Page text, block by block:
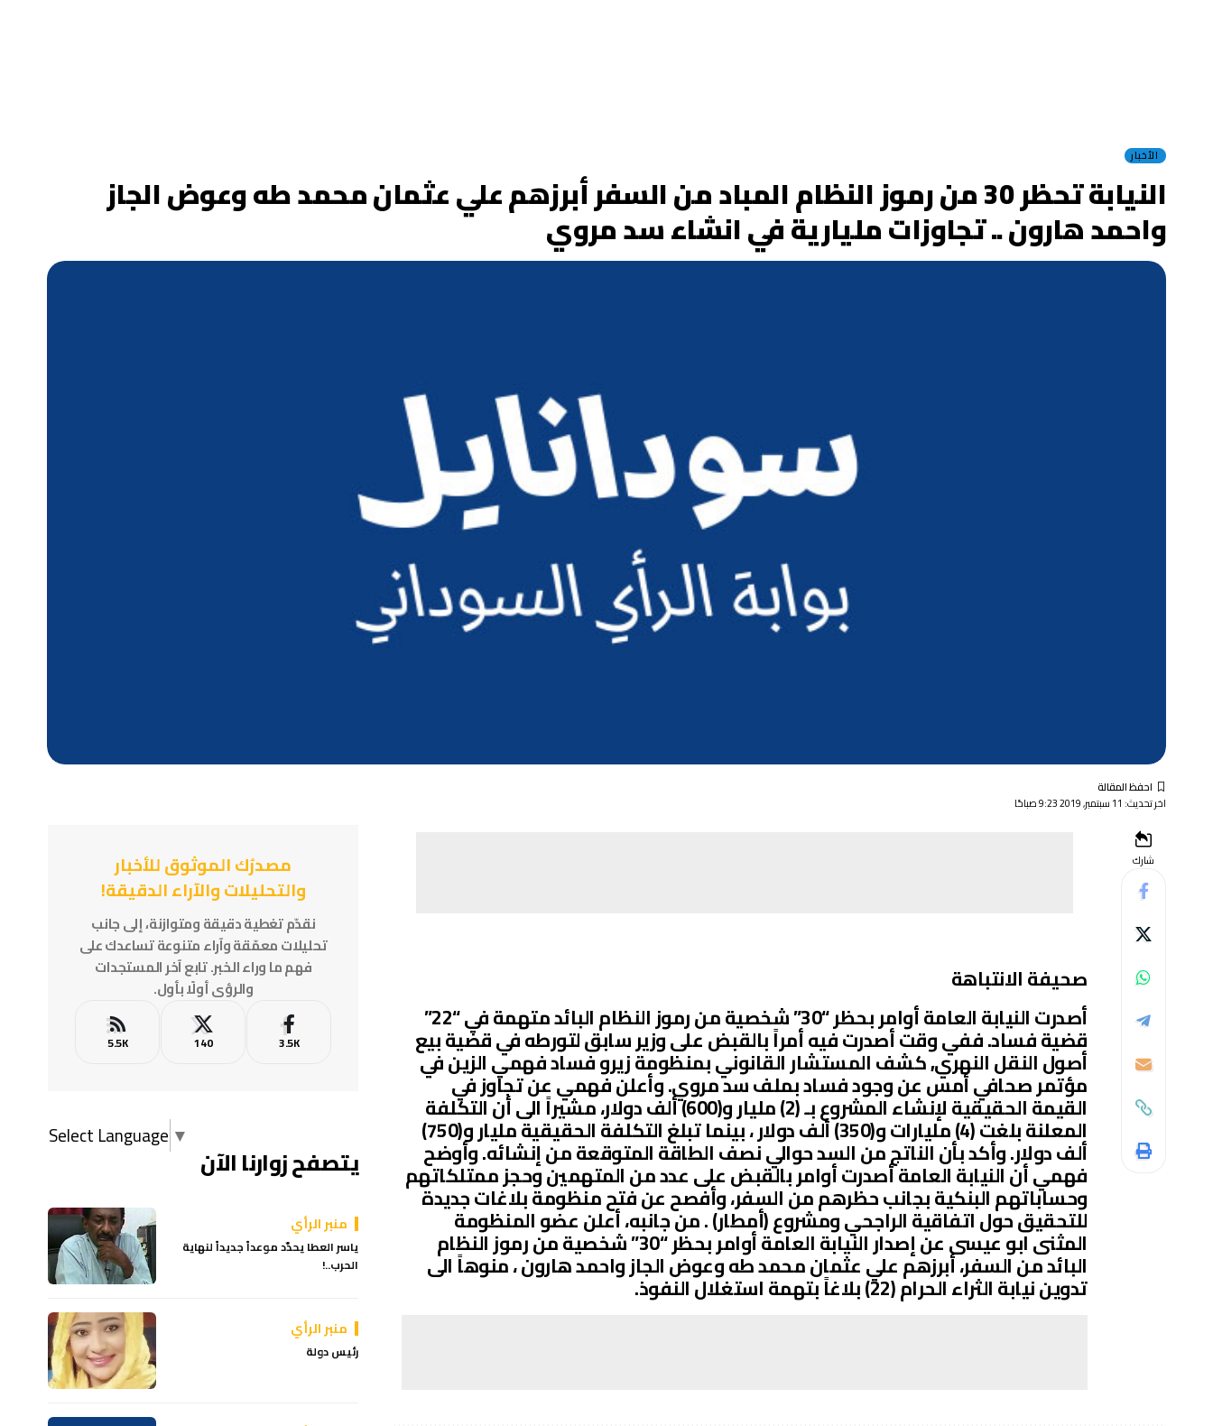
الأخبار
النيابة تحظر 30 من رموز النظام المباد من السفر أبرزهم علي عثمان محمد طه وعوض الجاز
واحمد هارون .. تجاوزات مليارية في انشاء سد مروي
اخر تحديث: 11 سبتمبر, 2019 9:23 صباحًا
شارك
صحيفة الانتباهة
أصدرت النيابة العامة أوامر بحظر “30” شخصية من رموز النظام البائد متهمة في “22”
قضية فساد. ففي وقت أصدرت فيه أمراً بالقبض على وزير سابق لتورطه في قضية بيع
أصول النقل النهري, كشف المستشار القانوني بمنظومة زيرو فساد فهمي الزين في
مؤتمر صحافي أمس عن وجود فساد بملف سد مروي. وأعلن فهمي عن تجاوز في
القيمة الحقيقية لإنشاء المشروع بـ (2) مليار و(600) ألف دولار، مشيراً الى أن التكلفة
المعلنة بلغت (4) مليارات و(350) ألف دولار ، بينما تبلغ التكلفة الحقيقية مليار و(750)
ألف دولار. وأكد بأن الناتج من السد حوالي نصف الطاقة المتوقعة من إنشائه. وأوضح
فهمي أن النيابة العامة أصدرت أوامر بالقبض على عدد من المتهمين وحجز ممتلكاتهم
وحساباتهم البنكية بجانب حظرهم من السفر، وأفصح عن فتح منظومة بلاغات جديدة
للتحقيق حول اتفاقية الراجحي ومشروع (أمطار) . من جانبه، أعلن عضو المنظومة
المثنى ابو عيسى عن إصدار النيابة العامة أوامر بحظر “30” شخصية من رموز النظام
البائد من السفر، أبرزهم علي عثمان محمد طه وعوض الجاز واحمد هارون ، منوهاً الى
تدوين نيابة الثراء الحرام (22) بلاغاً بتهمة استغلال النفوذ.
مصدرُك الموثوق للأخبار
والتحليلات والآراء الدقيقة!
نقدّم تغطية دقيقة ومتوازنة، إلى جانب
تحليلات معمّقة وآراء متنوعة تساعدك على
فهم ما وراء الخبر. تابع آخر المستجدات
والرؤى أولًا بأول.
3.5K
140
5.5K
Select Language ▼
يتصفح زوارنا الآن
منبر الرأي
ياسر العطا يحدّد موعداً جديداً لنهاية
الحرب..!
منبر الرأي
رئيس دولة